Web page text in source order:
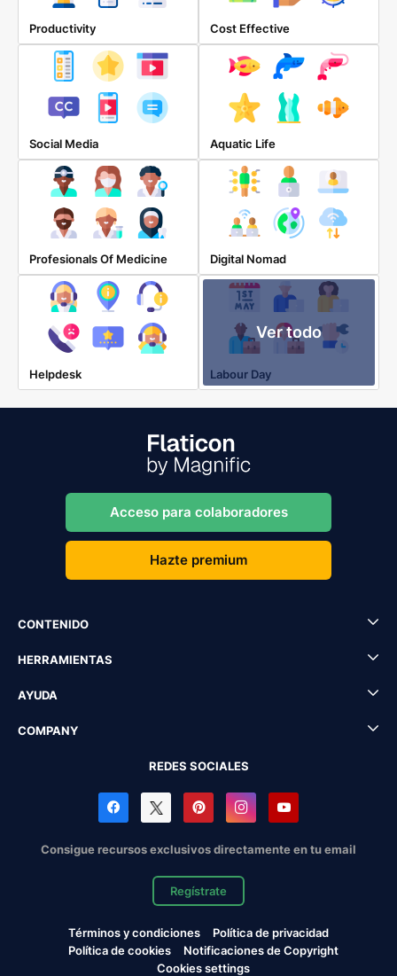
Productivity Cost Effective
Social Media Aquatic Life
Profesionals Of Medicine Digital Nomad
Helpdesk
Ver todo
Labour Day
Acceso para colaboradores
Hazte premium
CONTENIDO
HERRAMIENTAS
AYUDA
COMPANY
REDES SOCIALES
Consigue recursos exclusivos directamente en tu email
Regístrate
Términos y condiciones
Política de privacidad
Política de cookies
Notificaciones de Copyright
Cookies settings